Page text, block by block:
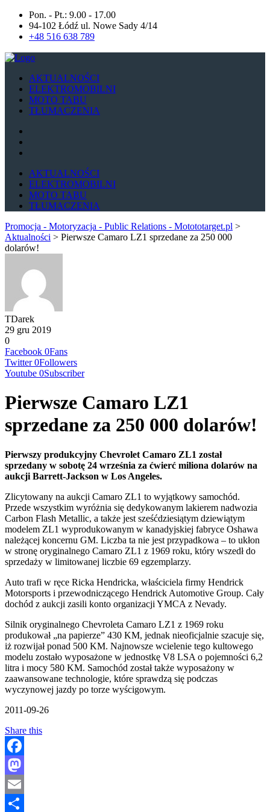
Pon. - Pt.: 9.00 - 17.00
94-102 Łódź ul. Nowe Sady 4/14
+48 516 638 789
AKTUALNOŚCI
ELEKTROMOBILNI
MOTO TABU
TŁUMACZENIA
AKTUALNOŚCI
ELEKTROMOBILNI
MOTO TABU
TŁUMACZENIA
Promocja - Motoryzacja - Public Relations - Motototarget.pl >
Aktualności > Pierwsze Camaro LZ1 sprzedane za 250 000
dolarów!
TDarek
29 gru 2019
0
Facebook 0Fans
Twitter 0Followers
Youtube 0Subscriber
Pierwsze Camaro LZ1
sprzedane za 250 000 dolarów!
Pierwszy produkcyjny Chevrolet Camaro ZL1 został
sprzedany w sobotę 24 września za ćwierć miliona dolarów na
aukcji Barrett-Jackson w Los Angeles.
Zlicytowany na aukcji Camaro ZL1 to wyjątkowy samochód.
Przede wszystkim wyróżnia się dedykowanym lakierem nadwozia
Carbon Flash Metallic, a także jest sześćdziesiątym dziewiątym
modelem ZL1 wyprodukowanym w kanadyjskiej fabryce Oshawa
należącej koncernu GM. Liczba ta nie jest przypadkowa – to ukłon
w stronę oryginalnego Camaro ZL1 z 1969 roku, który wszedł do
sprzedaży w limitowanej liczbie 69 egzemplarzy.
Auto trafi w ręce Ricka Hendricka, właściciela firmy Hendrick
Motorsports i przewodniczącego Hendrick Automotive Group. Cały
dochód z aukcji zasili konto organizacji YMCA z Nevady.
Silnik oryginalnego Chevroleta Camaro LZ1 z 1969 roku
produkował „na papierze” 430 KM, jednak nieoficjalnie szacuje się,
iż rozwijał ponad 500 KM. Najnowsze wcielenie tego kultowego
modelu zostało wyposażone w jednostkę V8 LSA o pojemności 6,2
litra i mocy 580 KM. Samochód został także wyposażony w
zaawansowane technologie, które sprawdzą się podczas
wyczynowej jazdy po torze wyścigowym.
2011-09-26
Share this
Facebook
Mastodon
Email